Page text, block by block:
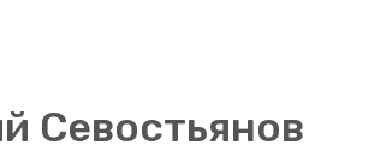
Севостьянов